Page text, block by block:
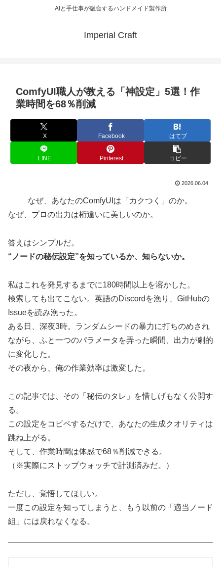
AIと手仕事が融合するハンドメイド製作所
Imperial Craft
ComfyUI職人が教える「神設定」5選！作
業時間を68％削減
X Facebook はてブ
LINE Pinterest コピー
2026.06.04
なぜ、あなたのComfyUIは「カクつく」のか。
なぜ、プロの出力は桁違いに美しいのか。
答えはシンプルだ。
“ノードの秘伝設定”を知っているか、知らないか。
私はこれを発見するまでに180時間以上を溶かした。
検索しても出てこない。英語のDiscordを漁り、GitHubの
Issueを読み漁った。
ある日、深夜3時。ランダムシードの暴力に打ちのめされ
ながら、ふと一つのパラメータを弄った瞬間、出力が劇的
に変化した。
その夜から、俺の作業効率は激変した。
この記事では、その「秘伝のタレ」を惜しげもなく公開す
る。
この設定をコピペするだけで、あなたの生成クオリティは
跳ね上がる。
そして、作業時間は体感で68％削減できる。
（※実際にストップウォッチで計測済みだ。）
ただし、覚悟してほしい。
一度この設定を知ってしまうと、もう以前の「適当ノード
組」には戻れなくなる。